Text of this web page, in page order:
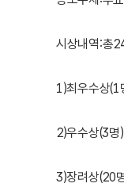
시상내역:총
1)최우수상
2)우수상(3
3)장려상(20